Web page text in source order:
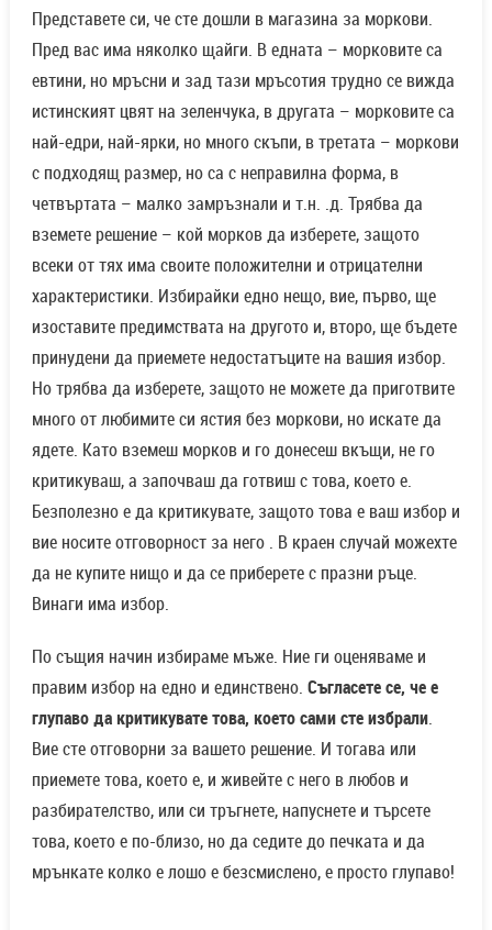
Представете си, че сте дошли в магазина за моркови.
Пред вас има няколко щайги. В едната – морковите са
евтини, но мръсни и зад тази мръсотия трудно се вижда
истинският цвят на зеленчука, в другата – морковите са
най-едри, най-ярки, но много скъпи, в третата – моркови
с подходящ размер, но са с неправилна форма, в
четвъртата – малко замръзнали и т.н. .д. Трябва да
вземете решение – кой морков да изберете, защото
всеки от тях има своите положителни и отрицателни
характеристики. Избирайки едно нещо, вие, първо, ще
изоставите предимствата на другото и, второ, ще бъдете
принудени да приемете недостатъците на вашия избор.
Но трябва да изберете, защото не можете да приготвите
много от любимите си ястия без моркови, но искате да
ядете. Като вземеш морков и го донесеш вкъщи, не го
критикуваш, а започваш да готвиш с това, което е.
Безполезно е да критикувате, защото това е ваш избор и
вие носите отговорност за него . В краен случай можехте
да не купите нищо и да се приберете с празни ръце.
Винаги има избор.
По същия начин избираме мъже. Ние ги оценяваме и
правим избор на едно и единствено. Съгласете се, че е
глупаво да критикувате това, което сами сте избрали.
Вие сте отговорни за вашето решение. И тогава или
приемете това, което е, и живейте с него в любов и
разбирателство, или си тръгнете, напуснете и търсете
това, което е по-близо, но да седите до печката и да
мрънкате колко е лошо е безсмислено, е просто глупаво!